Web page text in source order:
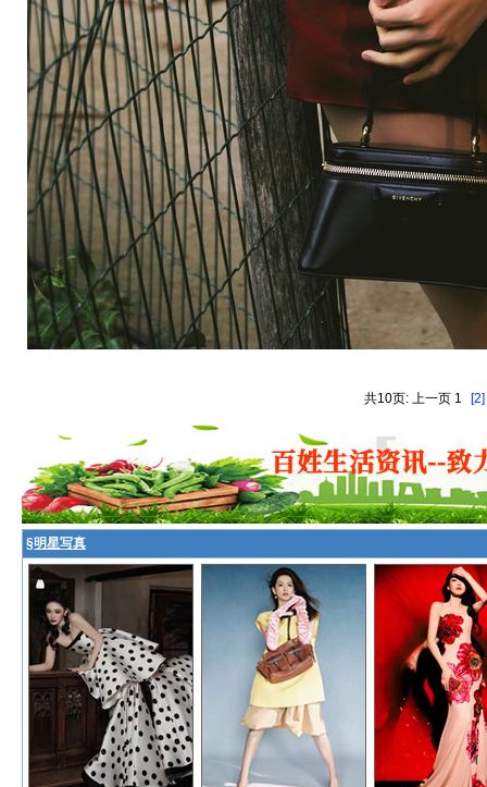
共10页: 上一页 1 [2]
§明星写真